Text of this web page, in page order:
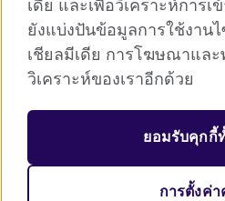
Privacy and terms
Terms and conditions of sale
คุกกี้
Sitemap
© 2026 British Council
The United Kingdom’s international
and Wales) SC037733 (Scotland)
เดีย และเพื่อวิเคราะห์การเ
ยังแบ่งปันข้อมูลการใช้งาน
เชียลมีเดีย การโฆษณาและ
วิเคราะห์ของเราอีกด้วย
ยอมรับคุกกี้
การตั้งค่